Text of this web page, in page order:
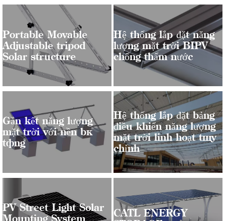
Portable Movable
Adjustable tripod
Solar structure
Hệ thống lắp đặt năng
lượng mặt trời BIPV
chống thấm nước
Gắn kết năng lượng
mặt trời với nền bê
tông
Hệ thống lắp đặt bảng
điều khiển năng lượng
mặt trời linh hoạt tùy
chỉnh
PV Street Light Solar
Mounting System
CATL ENERGY